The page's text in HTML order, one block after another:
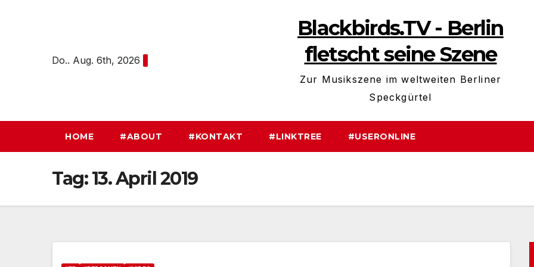
Do.. Aug. 6th, 2026
Blackbirds.TV - Berlin
fletscht seine Szene
Zur Musikszene im weltweiten Berliner
Speckgürtel
HOME #ABOUT #KONTAKT #LINKTREE #USERONLINE
Tag:13. April 2019